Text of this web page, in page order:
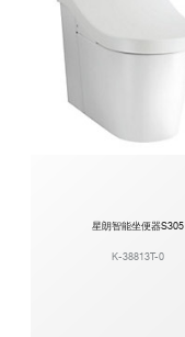
星朗智能坐便器S305
K-38813T-0